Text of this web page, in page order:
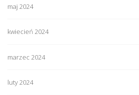
maj 2024
kwiecień 2024
marzec 2024
luty 2024